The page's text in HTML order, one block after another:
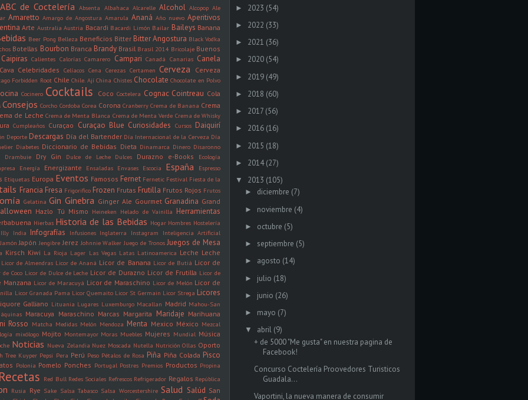
ABC de Coctelería Absenta Albahaca Alcarelle Alcohol Alcopop Ale
Amaretto Amargo de Angostura Amarula Ananá Año nuevo Aperitivos
Arte Australia Austria Bacardi Bacardi Limón Bailar Baileys Banana
Beer Pong Belleza Beneficios Bitter Bitter Angostura Black Vodka
Botellas Bourbon Branca Brandy Brasil Brasil 2014 Bricolaje Buenos
Caipiras Calientes Calorías Camarero Campari Canadá Canarias Canela
Cava Celebridades Celíacos Cena Cerezas Certamen Cerveza Cerveza
Forbidden Root Chile Chile. Ají China Chistes Chocolate Chocolate en Polvo
Cocinero Cocktails Coco Coctelera Cognac Cointreau Cola
Consejos Corcho Cordoba Corea Corona Cranberry Crema de Banana Crema
de Leche Crema de Menta Blanca Crema de Menta Verde Crema de Whisky
Cumpleaños Curaçao Curaçao Blue Curiosidades Cursos Daiquirí
Deporte Descargas Día del Bartender Día Internacional de la Cerveza Día
Diabetes Diccionario de Bebidas Dieta Dinamarca Dinero Disaronno
Drambuie Dry Gin Dulce de Leche Dulces Durazno e-Books Ecología
Energía Energizante Ensaladas Envases Escocia España Espresso
Etiquetas Europa Eventos Famosos Fernet Fernetic Festival Fiesta de la
Francia Fresa Frigorifico Frozen Frutas Frutilla Frutos Rojos Frutos
Gelatina Gin Ginebra Ginger Ale Gourmet Granadina Grand
Hazlo Tú Mismo Heineken Helado de Vainilla Herramientas
Hierbas Historia de las Bebidas Hogar Hombres Hostelería
Illy India Infografías Infusiones Inglaterra Instagram Inteligencia Artificial
Jamón Japón Jengibre Jerez Johnnie Walker Juego de Tronos Juegos de Mesa
Kirsch Kiwi La Rioja Lager Las Vegas Latas Latinoamerica Leche Leche
Licor de Almendras Licor de Ananá Licor de Banana Licor de Butiá Licor de
de Coco Licor de Dulce de Leche Licor de Durazno Licor de Frutilla Licor de
Manzana Licor de Maracuyá Licor de Maraschino Licor de Melón Licor de
Licor Granada Pama Licor Quemaito Licor St Germain Licor Strega Licores
Galliano Lituania Lugares Luxemburgo Macallan Madrid Mahou-San
Maracuya Maraschino Marcas Margarita Maridaje Marihuana
Rosso Matcha Medidas Melón Mendoza Menta Mexico México Mezcal
mixólogo Mojito Montemayor Moras Muebles Mujeres Mundial Música
Noticias Nueva Zelandia Nuez Moscada Nutella Nutrición Ollas Oporto
Tree Kuyper Pepsi Pera Perú Peso Pétalos de Rosa Piña Piña Colada Pisco
Polonia Pomelo Ponches Portugal Postres Premios Productos Propina
Recetas Red Bull Redes Sociales Refrescos Refrigerador Regalos República
Rusia Rye Sake Salsa Tabasco Salsa Worcestershire Salud Salúd San
► 2023 (54)
► 2022 (33)
► 2021 (36)
► 2020 (54)
► 2019 (49)
► 2018 (60)
► 2017 (56)
► 2016 (16)
► 2015 (18)
► 2014 (27)
▼ 2013 (105)
► diciembre (7)
► noviembre (4)
► octubre (5)
► septiembre (5)
► agosto (14)
► julio (18)
► junio (26)
► mayo (7)
▼ abril (9)
+ de 5000 "Me gusta" en nuestra pagina de
Facebook!
Concurso Coctelería Proovedores Turisticos
Guadala...
Vaportini, la nueva manera de consumir